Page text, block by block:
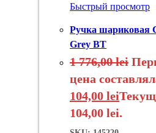
Быстрый просмотр
Ручка шариковая
Grey BT
1 776,00lei
цена
104,00 lei
104,00 lei.